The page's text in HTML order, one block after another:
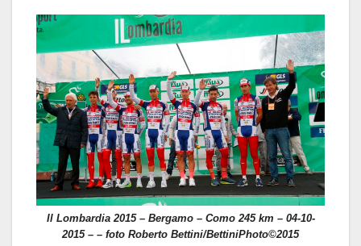
Il Lombardia 2015 – Bergamo – Como 245 km – 04-10-
2015 – – foto Roberto Bettini/BettiniPhoto©2015